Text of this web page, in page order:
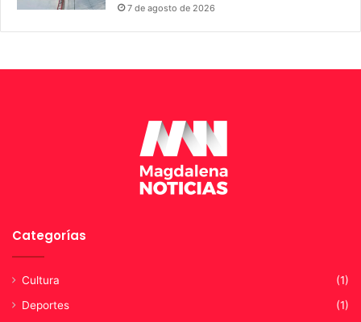
7 de agosto de 2026
Categorías
Cultura
(1)
Deportes
(1)